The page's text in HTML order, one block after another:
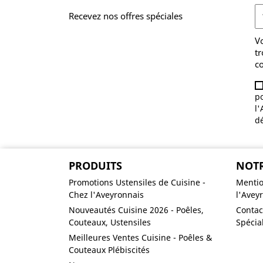
Recevez nos offres spéciales
PRODUITS
Promotions Ustensiles de Cuisine -
Chez l'Aveyronnais
Nouveautés Cuisine 2026 - Poêles,
Couteaux, Ustensiles
Meilleures Ventes Cuisine - Poêles &
Couteaux Plébiscités